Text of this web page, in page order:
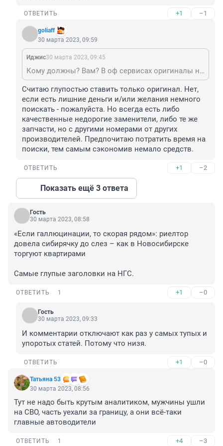
ОТВЕТИТЬ +1 –1
goliaff
30 марта 2023, 09:59
Иджис30 марта 2023, 09:45
Кому должны? Вам? В оф сервисах оригиналы никогда 200-300р не стоили.
Считаю глупостью ставить только оригинал. Нет,
если есть лишние деньги и/или желания немного
поискать - пожалуйста. Но всегда есть либо
качественные недорогие заменители, либо те же
запчасти, но с другими номерами от других
производителей. Предпочитаю потратить время на
поиски, тем самым сэкономив немало средств.
ОТВЕТИТЬ +1 –2
Показать ещё 3 ответа
Гость
30 марта 2023, 08:58
«Если галлюцинации, то скорая рядом»: риелтор
довела сибирячку до слез – как в Новосибирске
торгуют квартирами
Самые глупые заголовки на НГС.
ОТВЕТИТЬ 1 +1 –0
Гость
30 марта 2023, 09:33
И комментарии отключают как раз у самых тупых и
упоротых статей. Потому что низя.
ОТВЕТИТЬ +1 –0
Татьяна 53
30 марта 2023, 08:56
Тут не надо быть крутым аналитиком, мужчины ушли
на СВО, часть уехали за границу, а они всё-таки
главные автоводители
ОТВЕТИТЬ 1 +4 –3